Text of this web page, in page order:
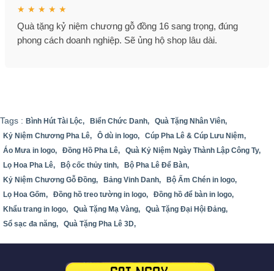
★ ★ ★ ★ ★
Quà tặng kỷ niệm chương gỗ đồng 16 sang trọng, đúng
phong cách doanh nghiệp. Sẽ ủng hộ shop lâu dài.
Tags : Bình Hút Tài Lộc, Biển Chức Danh,
Quà Tặng Nhân Viên,
Kỷ Niệm Chương Pha Lê,
Ô dù in logo,
Cúp Pha Lê & Cúp Lưu Niệm,
Áo Mưa in logo,
Đồng Hồ Pha Lê,
Quà Kỷ Niệm Ngày Thành Lập Công Ty,
Lọ Hoa Pha Lê,
Bộ cốc thủy tinh,
Bộ Pha Lê Để Bàn,
Kỷ Niệm Chương Gỗ Đồng,
Bảng Vinh Danh,
Bộ Ấm Chén in logo,
Lọ Hoa Gốm,
Đồng hồ treo tường in logo,
Đồng hồ để bàn in logo,
Khẩu trang in logo,
Quà Tặng Mạ Vàng,
Quà Tặng Đại Hội Đảng,
Sổ sạc đa năng,
Quà Tặng Pha Lê 3D,